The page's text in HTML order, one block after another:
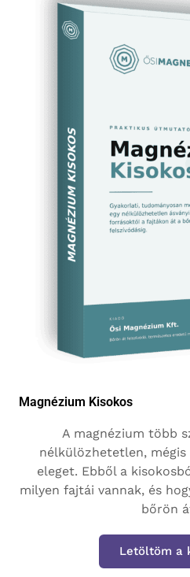
Magnézium Kisokos
A magnézium több
nélkülözhetetlen, mégis
eleget. Ebből a
milyen fajtái vannak, és
bőrön
Letöltöm a